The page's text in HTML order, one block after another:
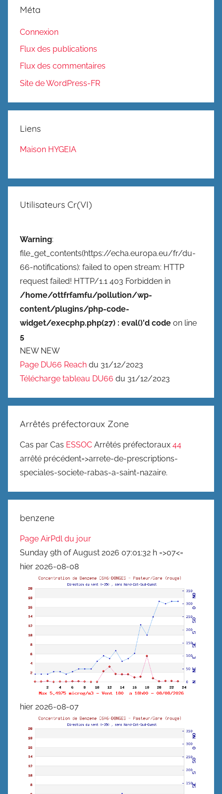
Méta
Connexion
Flux des publications
Flux des commentaires
Site de WordPress-FR
Liens
Maison HYGEIA
Utilisateurs Cr(VI)
Warning:
file_get_contents(https://echa.europa.eu/fr/du-
66-notifications): failed to open stream: HTTP
request failed! HTTP/1.1 403 Forbidden in
/home/ottfrfamfu/pollution/wp-
content/plugins/php-code-
widget/execphp.php(27) : eval()'d code on line
5
NEW NEW
Page DU66 Reach du 31/12/2023
Télécharge tableau DU66 du 31/12/2023
Arrêtés préfectoraux Zone
Cas par Cas ESSOC Arrêtés préfectoraux 44
arrêté précédent=>arrete-de-prescriptions-
speciales-societe-rabas-a-saint-nazaire.
benzene
Page AirPdl du jour
Sunday 9th of August 2026 07:01:32 h =>07<=
hier 2026-08-08
hier 2026-08-07